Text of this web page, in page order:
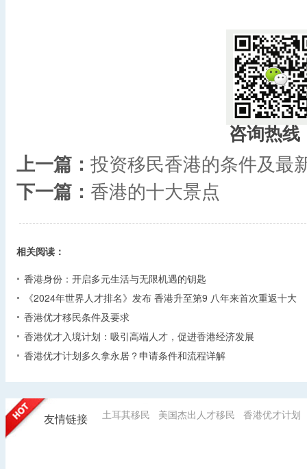
咨询热线
上一篇： 投资移民香港的条件及最
下一篇： 香港的十大景点
相关阅读：
香港身份：开启多元生活与无限机遇的钥匙
《2024年世界人才排名》发布 香港升至第9 八年来首次重返十大
香港优才移民条件及要求
香港优才入境计划：吸引高端人才，促进香港经济发展
香港优才计划多久拿永居？申请条件和流程详解
友情链接 土耳其移民 美国杰出人才移民 香港优才计划